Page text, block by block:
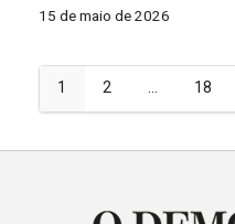
15 de maio de 2026
Paginação
de
1 2 … 18